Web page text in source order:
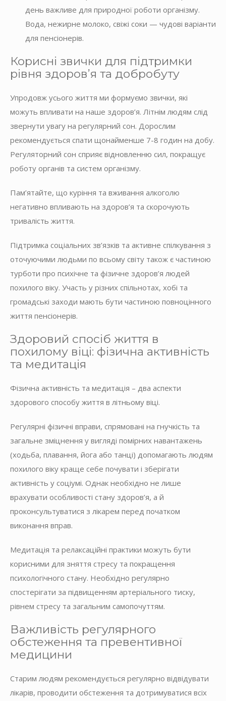
день важливе для природної роботи організму.
Вода, нежирне молоко, свіжі соки — чудові варіанти
для пенсіонерів.
Корисні звички для підтримки
рівня здоров’я та добробуту
Упродовж усього життя ми формуємо звички, які
можуть впливати на наше здоров’я. Літнім людям слід
звернути увагу на регулярний сон. Дорослим
рекомендується спати щонайменше 7-8 годин на добу.
Регуляторний сон сприяє відновленню сил, покращує
роботу органів та систем організму.
Пам’ятайте, що куріння та вживання алкоголю
негативно впливають на здоров’я та скорочують
тривалість життя.
Підтримка соціальних зв’язків та активне спілкування з
оточуючими людьми по всьому світу також є частиною
турботи про психічне та фізичне здоров’я людей
похилого віку. Участь у різних спільнотах, хобі та
громадські заходи мають бути частиною повноцінного
життя пенсіонерів.
Здоровий спосіб життя в
похилому віці: фізична активність
та медитація
Фізична активність та медитація – два аспекти
здорового способу життя в літньому віці.
Регулярні фізичні вправи, спрямовані на гнучкість та
загальне зміцнення у вигляді помірних навантажень
(ходьба, плавання, йога або танці) допомагають людям
похилого віку краще себе почувати і зберігати
активність у соціумі. Однак необхідно не лише
врахувати особливості стану здоров’я, а й
проконсультуватися з лікарем перед початком
виконання вправ.
Медитація та релаксаційні практики можуть бути
корисними для зняття стресу та покращення
психологічного стану. Необхідно регулярно
спостерігати за підвищенням артеріального тиску,
рівнем стресу та загальним самопочуттям.
Важливість регулярного
обстеження та превентивної
медицини
Старим людям рекомендується регулярно відвідувати
лікарів, проводити обстеження та дотримуватися всіх